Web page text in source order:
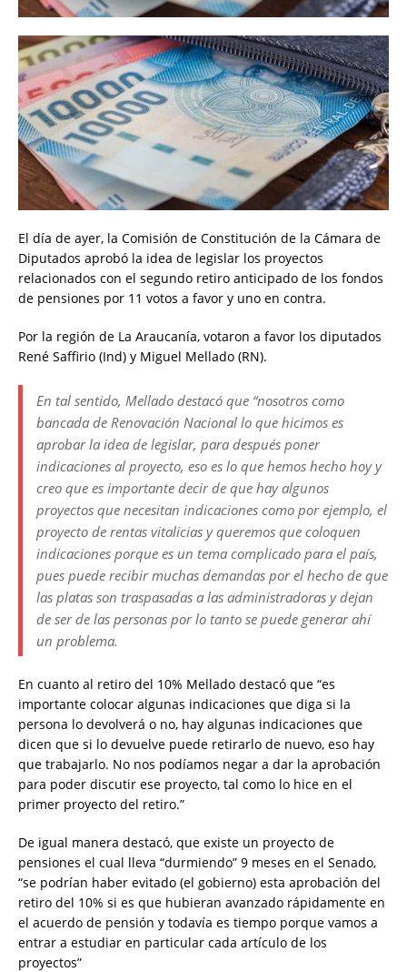
El día de ayer, la Comisión de Constitución de la Cámara de
Diputados aprobó la idea de legislar los proyectos
relacionados con el segundo retiro anticipado de los fondos
de pensiones por 11 votos a favor y uno en contra.
Por la región de La Araucanía, votaron a favor los diputados
René Saffirio (Ind) y Miguel Mellado (RN).
En tal sentido, Mellado destacó que “nosotros como
bancada de Renovación Nacional lo que hicimos es
aprobar la idea de legislar, para después poner
indicaciones al proyecto, eso es lo que hemos hecho hoy y
creo que es importante decir de que hay algunos
proyectos que necesitan indicaciones como por ejemplo, el
proyecto de rentas vitalicias y queremos que coloquen
indicaciones porque es un tema complicado para el país,
pues puede recibir muchas demandas por el hecho de que
las platas son traspasadas a las administradoras y dejan
de ser de las personas por lo tanto se puede generar ahí
un problema.
En cuanto al retiro del 10% Mellado destacó que “es
importante colocar algunas indicaciones que diga si la
persona lo devolverá o no, hay algunas indicaciones que
dicen que si lo devuelve puede retirarlo de nuevo, eso hay
que trabajarlo. No nos podíamos negar a dar la aprobación
para poder discutir ese proyecto, tal como lo hice en el
primer proyecto del retiro.”
De igual manera destacó, que existe un proyecto de
pensiones el cual lleva “durmiendo” 9 meses en el Senado,
“se podrían haber evitado (el gobierno) esta aprobación del
retiro del 10% si es que hubieran avanzado rápidamente en
el acuerdo de pensión y todavía es tiempo porque vamos a
entrar a estudiar en particular cada artículo de los
proyectos”